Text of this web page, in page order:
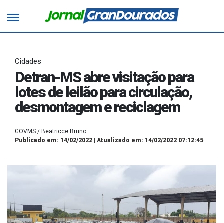
Cidades
Detran-MS abre visitação para
lotes de leilão para circulação,
desmontagem e reciclagem
GOVMS / Beatricce Bruno
Publicado em: 14/02/2022 | Atualizado em: 14/02/2022 07:12:45